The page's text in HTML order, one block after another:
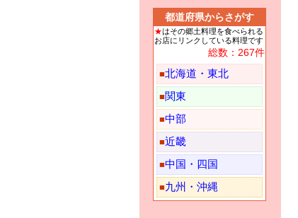
都道府県からさがす
★はその郷土料理を食べられる
お店にリンクしている料理です
総数：267件
■北海道・東北
■関東
■中部
■近畿
■中国・四国
■九州・沖縄